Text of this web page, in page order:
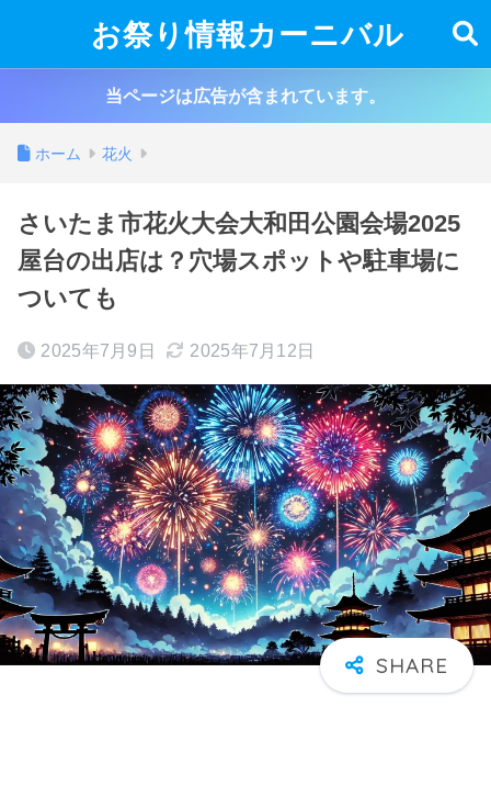
お祭り情報カーニバル
当ページは広告が含まれています。
ホーム 花火
さいたま市花火大会大和田公園会場2025
屋台の出店は？穴場スポットや駐車場に
ついても
2025年7月9日 2025年7月12日